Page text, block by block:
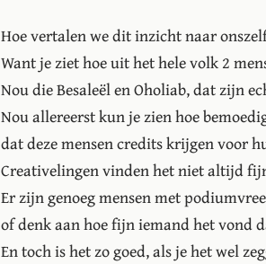
Hoe vertalen we dit inzicht naar
Want je ziet hoe uit het hele volk 2
Nou die Besaleël en Oholiab, dat zijn
Nou allereerst kun je zien hoe
dat deze mensen credits krijgen voor
Creativelingen vinden het niet altijd
Er zijn genoeg mensen met
of denk aan hoe fijn iemand het vond
En toch is het zo goed, als je het wel